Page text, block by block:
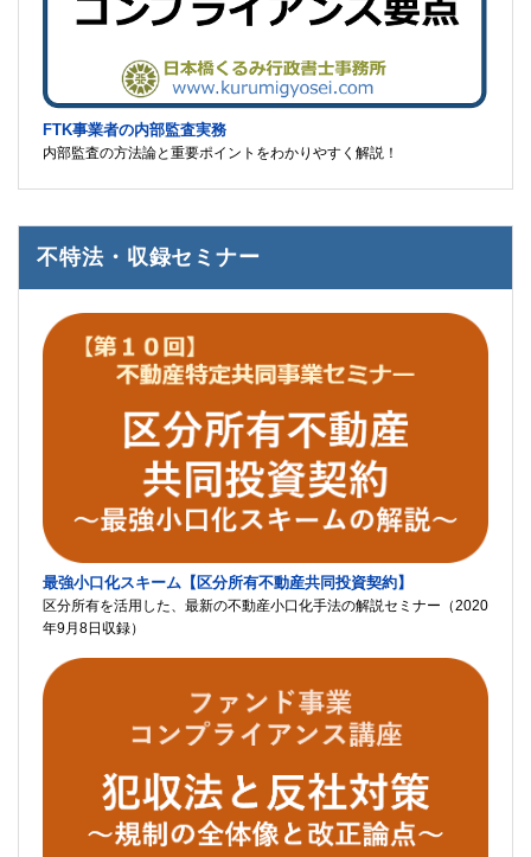
FTK事業者の内部監査実務
内部監査の方法論と重要ポイントをわかりやすく解説！
不特法・収録セミナー
最強小口化スキーム【区分所有不動産共同投資契約】
区分所有を活用した、最新の不動産小口化手法の解説セミナー（2020
年9月8日収録）